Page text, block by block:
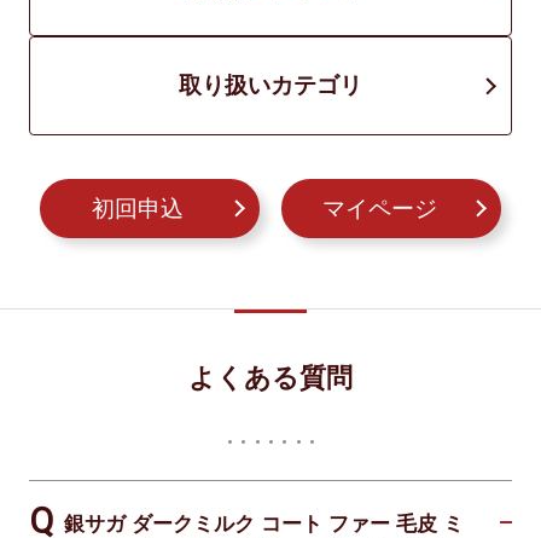
取り扱いカテゴリ
初回申込 マイページ
よくある質問
銀サガ ダークミルク コート ファー 毛皮 ミ